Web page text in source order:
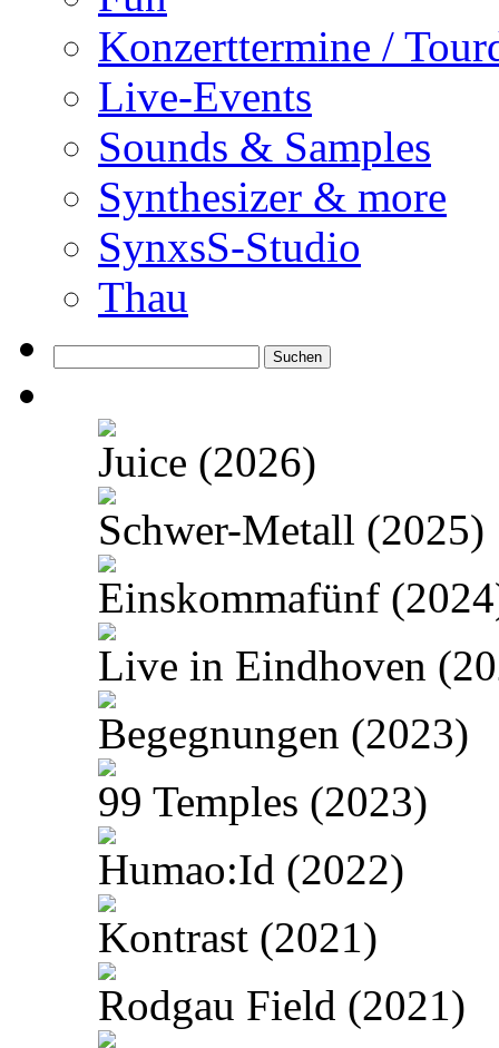
Konzerttermine /
Live-Events
Sounds & Samples
Synthesizer & more
SynxsS-Studio
Thau
nach:
Juice (2026)
Schwer-Metall (2025)
Einskommafünf
Live in Eindhoven
Begegnungen (2023)
99 Temples (2023)
Humao:Id (2022)
Kontrast (2021)
Rodgau Field (2021)